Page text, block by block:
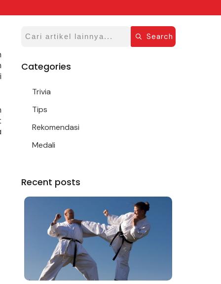
Search
Categories
Trivia
Tips
Rekomendasi
Medali
Recent posts